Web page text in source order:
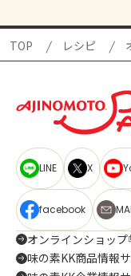
TOP レシピ
LINE X
facebook
オンラインショップ
味の素KK商品情報